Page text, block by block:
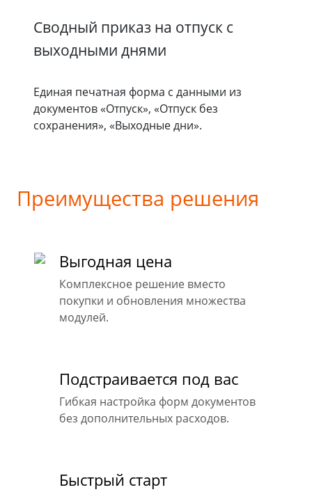
Сводный приказ на отпуск с
выходными днями
Единая печатная форма с данными из
документов «Отпуск», «Отпуск без
сохранения», «Выходные дни».
Преимущества решения
Выгодная цена
Комплексное решение вместо
покупки и обновления множества
модулей.
Подстраивается под вас
Гибкая настройка форм документов
без дополнительных расходов.
Быстрый старт